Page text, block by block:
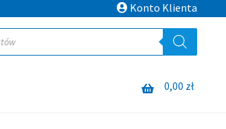
Konto Klienta
0,00 zł